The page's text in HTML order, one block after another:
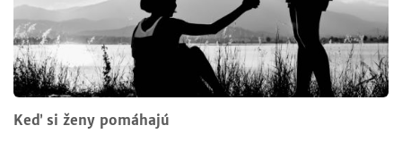
Keď si ženy pomáhajú